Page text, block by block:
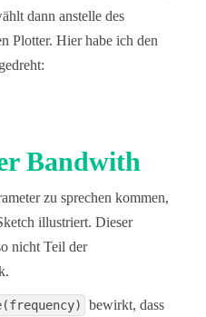
dann anstelle des
Plotter. Hier habe ich den
Bandwith
zu sprechen kommen,
illustriert. Dieser
nicht Teil der
bewirkt, dass